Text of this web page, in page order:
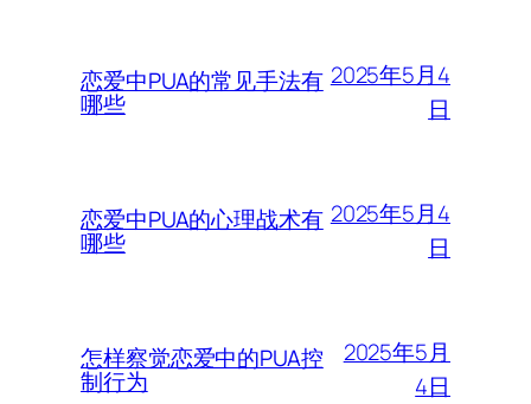
恋爱中PUA的常见手法有
哪些
2025年5月4
日
恋爱中PUA的心理战术有
哪些
2025年5月4
日
怎样察觉恋爱中的PUA控
制行为
2025年5月
4日